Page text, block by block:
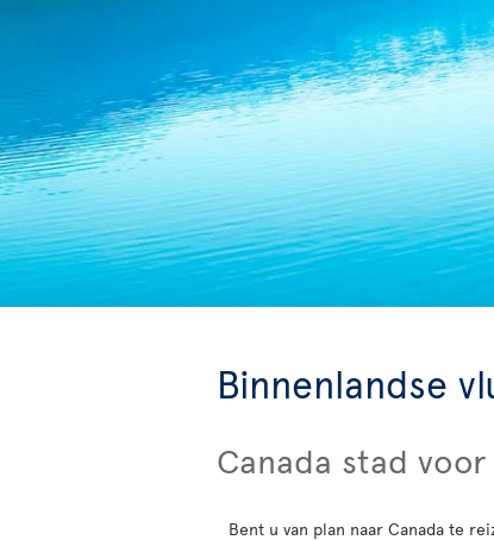
Binnenlandse
Canada stad
Bent u van plan naar Canada te